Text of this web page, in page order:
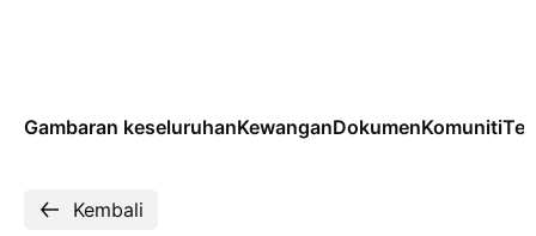
Gambaran keseluruhanKewanganDokumenKomuniti
Kembali